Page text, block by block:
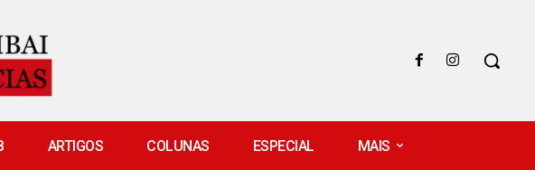
ARTIGOS COLUNAS ESPECIAL MAIS